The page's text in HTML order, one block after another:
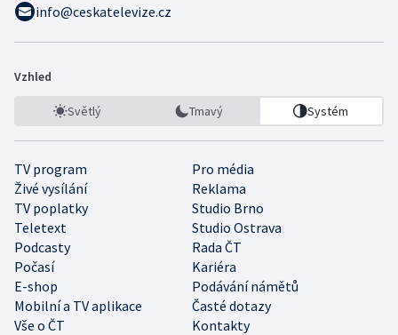
info@ceskatelevize.cz
Vzhled
Světlý Tmavý Systém
TV program
Pro média
Živé vysílání
Reklama
TV poplatky
Studio Brno
Teletext
Studio Ostrava
Podcasty
Rada ČT
Počasí
Kariéra
E-shop
Podávání námětů
Mobilní a TV aplikace
Časté dotazy
Vše o ČT
Kontakty